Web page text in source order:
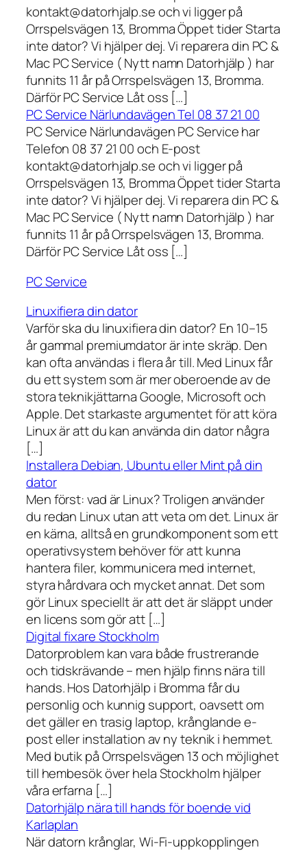
kontakt@datorhjalp.se och vi ligger på
Orrspelsvägen 13, Bromma Öppet tider Starta
inte dator? Vi hjälper dej. Vi reparera din PC &
Mac PC Service ( Nytt namn Datorhjälp ) har
funnits 11 år på Orrspelsvägen 13, Bromma.
Därför PC Service Låt oss […]
PC Service Närlundavägen Tel 08 37 21 00
PC Service Närlundavägen PC Service har
Telefon 08 37 21 00 och E-post
kontakt@datorhjalp.se och vi ligger på
Orrspelsvägen 13, Bromma Öppet tider Starta
inte dator? Vi hjälper dej. Vi reparera din PC &
Mac PC Service ( Nytt namn Datorhjälp ) har
funnits 11 år på Orrspelsvägen 13, Bromma.
Därför PC Service Låt oss […]
PC Service
Linuxifiera din dator
Varför ska du linuxifiera din dator? En 10–15
år gammal premiumdator är inte skräp. Den
kan ofta användas i flera år till. Med Linux får
du ett system som är mer oberoende av de
stora teknikjättarna Google, Microsoft och
Apple. Det starkaste argumentet för att köra
Linux är att du kan använda din dator några
[…]
Installera Debian, Ubuntu eller Mint på din
dator
Men först: vad är Linux? Troligen använder
du redan Linux utan att veta om det. Linux är
en kärna, alltså en grundkomponent som ett
operativsystem behöver för att kunna
hantera filer, kommunicera med internet,
styra hårdvara och mycket annat. Det som
gör Linux speciellt är att det är släppt under
en licens som gör att […]
Digital fixare Stockholm
Datorproblem kan vara både frustrerande
och tidskrävande – men hjälp finns nära till
hands. Hos Datorhjälp i Bromma får du
personlig och kunnig support, oavsett om
det gäller en trasig laptop, krånglande e-
post eller installation av ny teknik i hemmet.
Med butik på Orrspelsvägen 13 och möjlighet
till hembesök över hela Stockholm hjälper
våra erfarna […]
Datorhjälp nära till hands för boende vid
Karlaplan
När datorn krånglar, Wi-Fi-uppkopplingen